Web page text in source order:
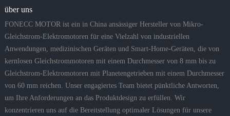
über uns
FONECC MOTOR ist ein in China ansässiger Hersteller von Mikro-
Gleichstrom-Elektromotoren für eine Vielzahl von industriellen
Anwendungen, medizinischen Geräten und Smart-Home-Geräten, die von
kernlosen Gleichstrommotoren mit einem Durchmesser von 8 mm bis zu
Gleichstrom-Elektromotoren mit Planetengetrieben mit einem Durchmesser
von 60 mm reichen. Unser engagiertes Team bietet pünktliche Antworten,
um Ihre Anforderungen an das Produktdesign zu erfüllen. Wir
konzentrieren uns auf die Bereitstellung optimaler Lösungen für unsere